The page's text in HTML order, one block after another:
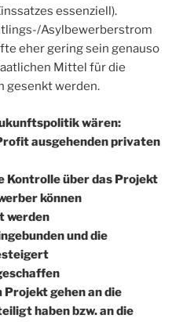
essenziell).
Asylbewerberstrom
eher gering sein genauso
Mittel für die
gesenkt werden.
wären:
ausgehenden privaten
Kontrolle über das Projekt
können
werden
und die
Projekt gehen an die
haben bzw. an die